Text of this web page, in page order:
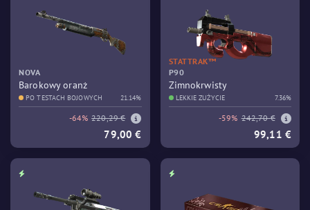
NOVA
Barokowy oranż
PO TESTACH BOJOWYCH 21.14%
-64% 220,29 €
79,00 €
STATTRAK™
P90
Zimnokrwisty
LEKKIE ZUŻYCIE 7.36%
-59% 242,70 €
99,11 €